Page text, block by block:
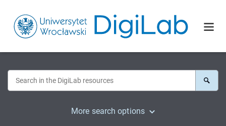
More search options